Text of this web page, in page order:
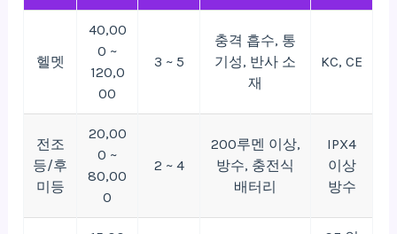
헬멧
40,00
0 ~
120,0
00
3 ~ 5
충격 흡수, 통
기성, 반사 소
재
KC, CE
전조
등/후
미등
20,00
0 ~
80,00
0
2 ~ 4
200루멘 이상,
방수, 충전식
배터리
IPX4
이상
방수